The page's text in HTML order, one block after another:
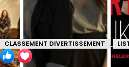
CLASSEMENT DIVERTISSEMENT ,